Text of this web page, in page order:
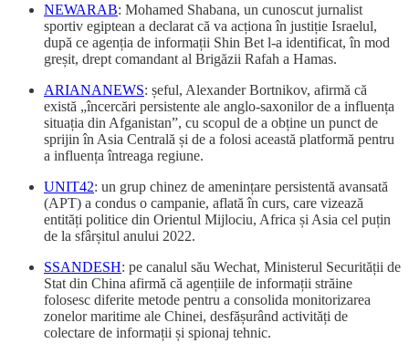
NEWARAB: Mohamed Shabana, un cunoscut jurnalist
sportiv egiptean a declarat că va acționa în justiție Israelul,
după ce agenția de informații Shin Bet l-a identificat, în mod
greșit, drept comandant al Brigăzii Rafah a Hamas.
ARIANANEWS: șeful, Alexander Bortnikov, afirmă că
există „încercări persistente ale anglo-saxonilor de a influența
situația din Afganistan”, cu scopul de a obține un punct de
sprijin în Asia Centrală și de a folosi această platformă pentru
a influența întreaga regiune.
UNIT42: un grup chinez de amenințare persistentă avansată
(APT) a condus o campanie, aflată în curs, care vizează
entități politice din Orientul Mijlociu, Africa și Asia cel puțin
de la sfârșitul anului 2022.
SSANDESH: pe canalul său Wechat, Ministerul Securității de
Stat din China afirmă că agențiile de informații străine
folosesc diferite metode pentru a consolida monitorizarea
zonelor maritime ale Chinei, desfășurând activități de
colectare de informații și spionaj tehnic.